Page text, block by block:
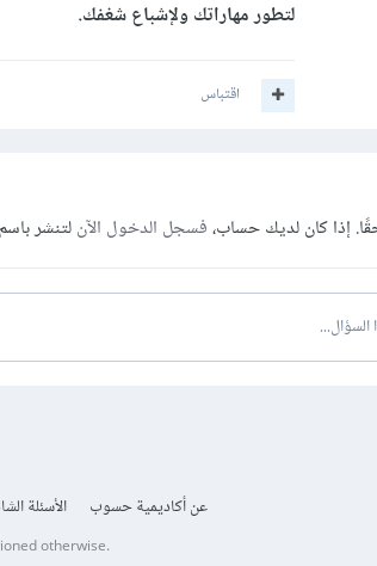
لتطور مهاراتك ولإشباع شغفك.
اقتباس
إذا كان لديك حساب،فسجل الدخول الآنلتنشر
عن أكاديمية حسوب الأسئلة
otherwise.